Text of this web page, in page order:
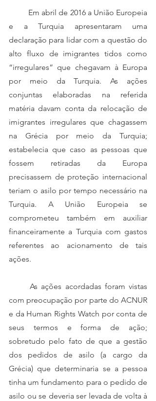
e a Turquia apresentaram uma
declaração para lidar com a questão do
alto fluxo de imigrantes tidos como
“irregulares” que chegavam à Europa
por meio da Turquia. As ações
conjuntas elaboradas na referida
matéria davam conta da relocação de
imigrantes irregulares que chagassem
na Grécia por meio da Turquia;
estabelecia que caso as pessoas que
fossem retiradas da Europa
precisassem de proteção internacional
teriam o asilo por tempo necessário na
Turquia. A União Europeia se
comprometeu também em auxiliar
financeiramente a Turquia com gastos
referentes ao acionamento de tais
ações.
	As ações acordadas foram vistas
com preocupação por parte do ACNUR
e da Human Rights Watch por conta de
seus termos e forma de ação;
sobretudo pelo fato de que a gestão
dos pedidos de asilo (a cargo da
Grécia) que determinaria se a pessoa
tinha um fundamento para o pedido de
asilo ou se deveria ser levada de volta à